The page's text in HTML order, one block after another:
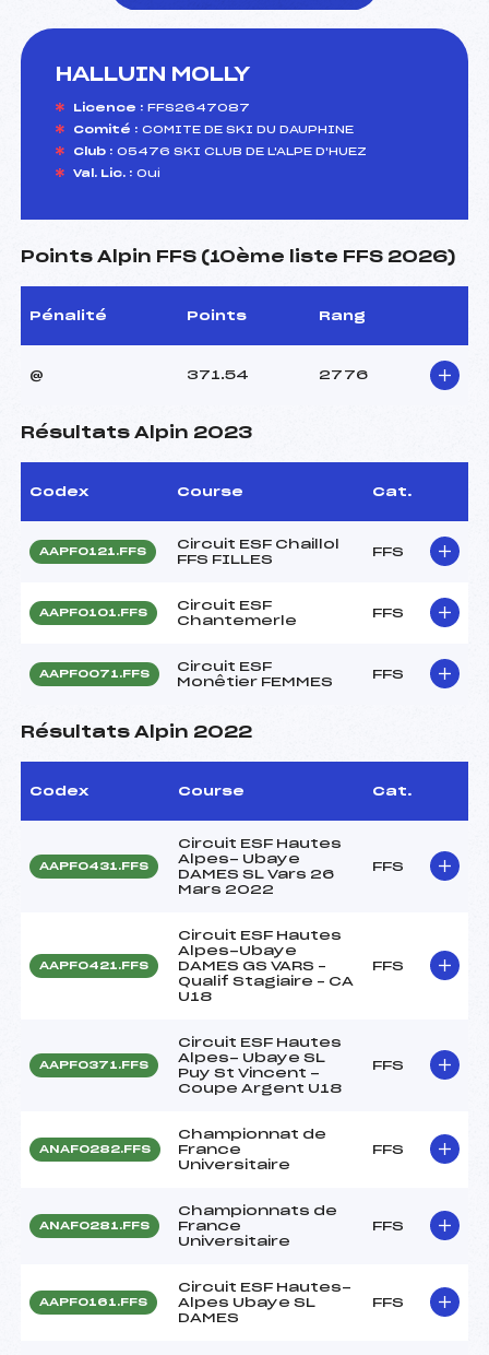
HALLUIN MOLLY
Licence : FFS2647087
Comité : COMITE DE SKI DU DAUPHINE
Club : 05476 SKI CLUB DE L'ALPE D'HUEZ
Val. Lic. : Oui
Points Alpin FFS (10ème liste FFS 2026)
Pénalité Points Rang
@ 371.54 2776
Résultats Alpin 2023
Codex Course Cat.
AAPF0121.FFS
Circuit ESF Chaillol
FFS FILLES
FFS
AAPF0101.FFS
Circuit ESF
Chantemerle
FFS
AAPF0071.FFS
Circuit ESF
Monêtier FEMMES
FFS
Résultats Alpin 2022
Codex Course Cat.
AAPF0431.FFS
Circuit ESF Hautes
Alpes- Ubaye
DAMES SL Vars 26
Mars 2022
FFS
AAPF0421.FFS
Circuit ESF Hautes
Alpes-Ubaye
DAMES GS VARS –
Qualif Stagiaire – CA
U18
FFS
AAPF0371.FFS
Circuit ESF Hautes
Alpes- Ubaye SL
Puy St Vincent -
Coupe Argent U18
FFS
ANAF0282.FFS
Championnat de
France
Universitaire
FFS
ANAF0281.FFS
Championnats de
France
Universitaire
FFS
AAPF0161.FFS
Circuit ESF Hautes-
Alpes Ubaye SL
DAMES
FFS